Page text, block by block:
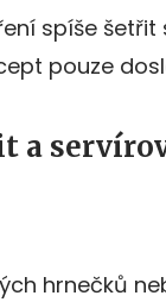
spíše šetřit
pouze
a
hrnečků